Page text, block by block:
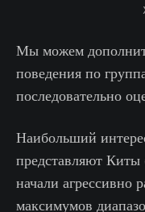
Мы можем
поведения по
последовательно
Наибольший
представляют
начали агрессивно
максимумов